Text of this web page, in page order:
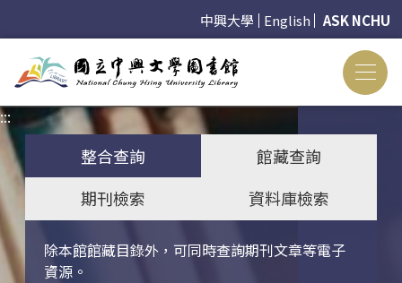
中興大學 English ASK NCHU
:::
整合查詢
館藏查詢
期刊檢索
資料庫檢索
除本館館藏目錄外，可同時查詢期刊文章等電子
資源。
關鍵字搜尋